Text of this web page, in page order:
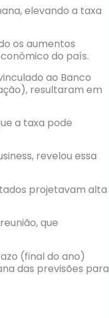
elevando a taxa
os aumentos
do país.
ao Banco
resultaram em
a taxa pode
revelou essa
projetavam alta
que
(final do ano)
das previsões para